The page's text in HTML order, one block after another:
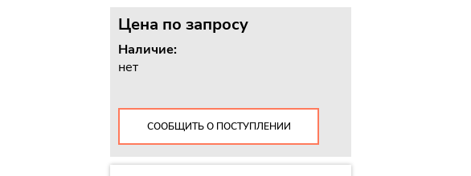
Цена по запросу
Наличие:
нет
СООБЩИТЬ О ПОСТУПЛЕНИИ